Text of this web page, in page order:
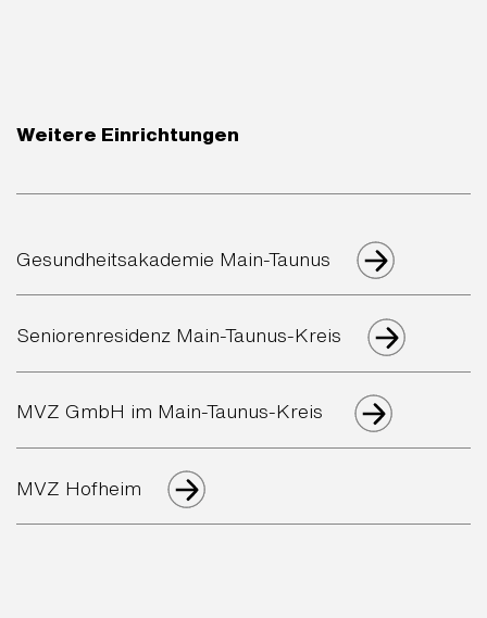
Weitere Einrichtungen
Gesundheitsakademie Main-Taunus
Seniorenresidenz Main-Taunus-Kreis
MVZ GmbH im Main-Taunus-Kreis
MVZ Hofheim